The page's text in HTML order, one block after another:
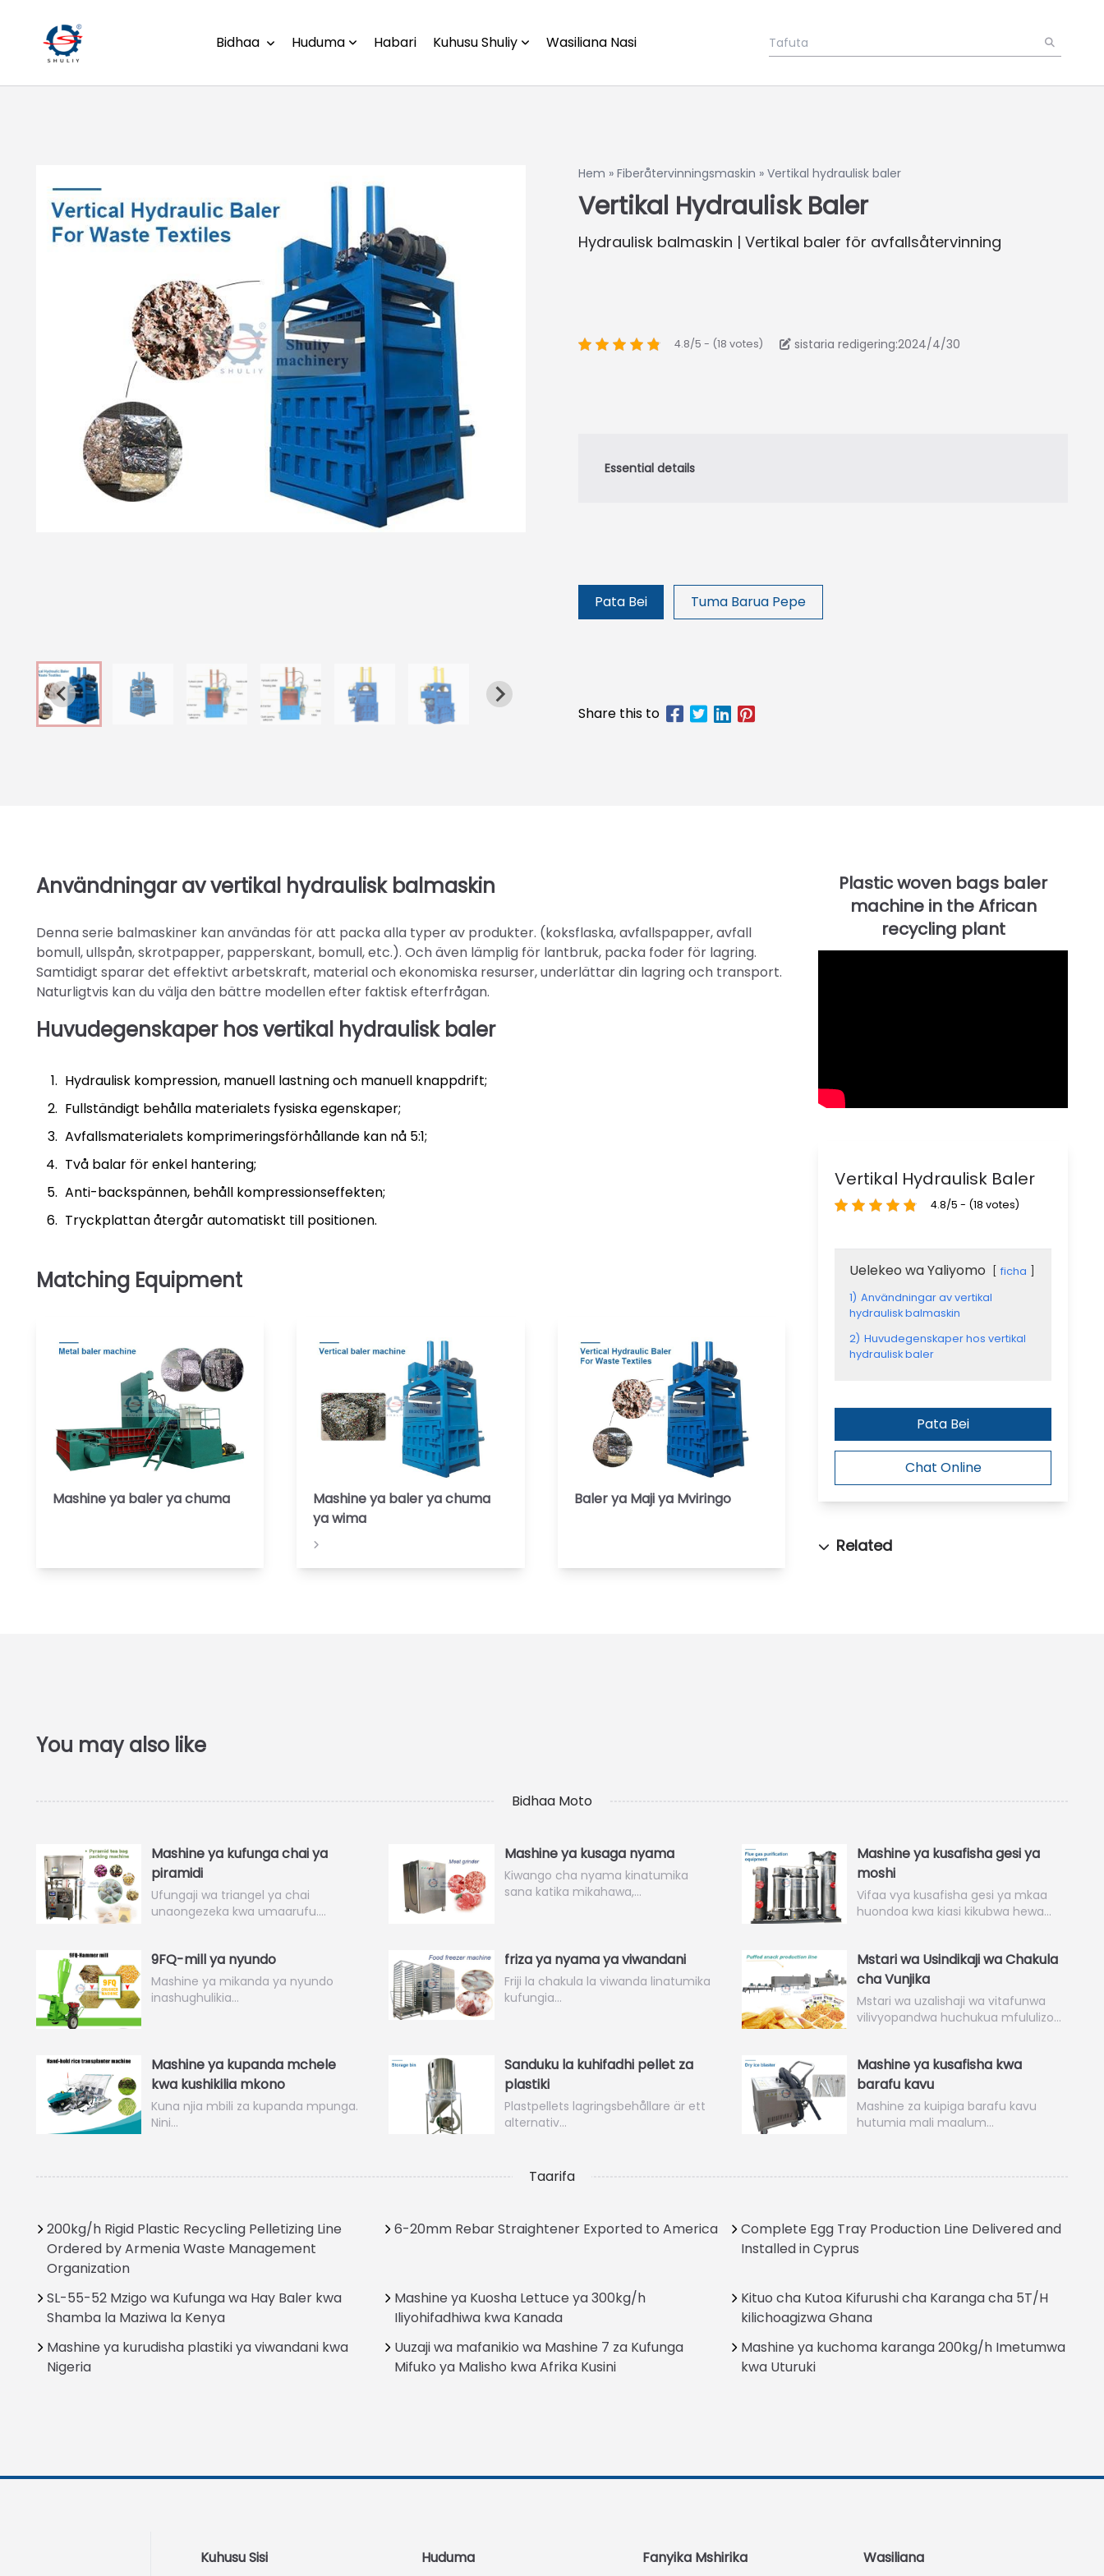
Bidhaa Huduma Habari Kuhusu Shuliy Wasiliana Nasi
Hem » Fiberåtervinningsmaskin » Vertikal hydraulisk baler
Vertikal Hydraulisk Baler
Hydraulisk balmaskin | Vertikal baler för avfallsåtervinning
4.8/5 - (18 votes) sistaria redigering:2024/4/30
Pata Bei Tuma Barua Pepe
Användningar av vertikal hydraulisk balmaskin
Denna serie balmaskiner kan användas för att packa alla typer av produkter. (koksflaska, avfallspapper, avfall
bomull, ullspån, skrotpapper, papperskant, bomull, etc.). Och även lämplig för lantbruk, packa foder för lagring.
Samtidigt sparar det effektivt arbetskraft, material och ekonomiska resurser, underlättar din lagring och transport.
Naturligtvis kan du välja den bättre modellen efter faktisk efterfrågan.
Huvudegenskaper hos vertikal hydraulisk baler
Hydraulisk kompression, manuell lastning och manuell knappdrift;
Fullständigt behålla materialets fysiska egenskaper;
Avfallsmaterialets komprimeringsförhållande kan nå 5:1;
Två balar för enkel hantering;
Anti-backspännen, behåll kompressionseffekten;
Tryckplattan återgår automatiskt till positionen.
Mashine ya baler ya chuma
Mashine ya baler ya chuma
ya wima
Baler ya Maji ya Mviringo
Vertikal Hydraulisk Baler
4.8/5 - (18 votes)
Uelekeo wa Yaliyomo
ficha
1) Användningar av vertikal
hydraulisk balmaskin
2) Huvudegenskaper hos vertikal
hydraulisk baler
Pata Bei
Chat Online
Bidhaa Moto
Mashine ya kufunga chai ya
piramidi
Ufungaji wa triangel ya chai
unaongezeka kwa umaarufu.…
Mashine ya kusaga nyama
Kiwango cha nyama kinatumika
sana katika mikahawa,…
Mashine ya kusafisha gesi ya
moshi
Vifaa vya kusafisha gesi ya mkaa
huondoa kwa kiasi kikubwa hewa…
9FQ-mill ya nyundo
Mashine ya mikanda ya nyundo
inashughulikia…
friza ya nyama ya viwandani
Friji la chakula la viwanda linatumika
kufungia…
Mstari wa Usindikaji wa Chakula
cha Vunjika
Mstari wa uzalishaji wa vitafunwa
vilivyopandwa huchukua mfululizo…
Mashine ya kupanda mchele
kwa kushikilia mkono
Kuna njia mbili za kupanda mpunga.
Nini…
Sanduku la kuhifadhi pellet za
plastiki
Plastpellets lagringsbehållare är ett
alternativ…
Mashine ya kusafisha kwa
barafu kavu
Mashine za kuipiga barafu kavu
hutumia mali maalum…
Taarifa
200kg/h Rigid Plastic Recycling Pelletizing Line
Ordered by Armenia Waste Management
Organization
6-20mm Rebar Straightener Exported to America
Complete Egg Tray Production Line Delivered and
Installed in Cyprus
SL-55-52 Mzigo wa Kufunga wa Hay Baler kwa
Shamba la Maziwa la Kenya
Mashine ya Kuosha Lettuce ya 300kg/h
Iliyohifadhiwa kwa Kanada
Kituo cha Kutoa Kifurushi cha Karanga cha 5T/H
kilichoagizwa Ghana
Mashine ya kurudisha plastiki ya viwandani kwa
Nigeria
Uuzaji wa mafanikio wa Mashine 7 za Kufunga
Mifuko ya Malisho kwa Afrika Kusini
Mashine ya kuchoma karanga 200kg/h Imetumwa
kwa Uturuki
Kuhusu Sisi Huduma Fanyika Mshirika Wasiliana
Hindi